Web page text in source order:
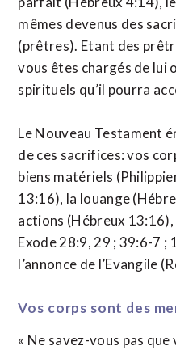
mêmes devenus des
(prêtres). Etant des
vous êtes chargés de
spirituels qu’il pourra
Le Nouveau Testament
de ces sacrifices: vos
biens matériels
13:16), la louange
actions (Hébreux
Exode 28:9, 29 ; 39:6-7 ;
l’annonce de l’Evangile
Vos corps sont des
« Ne savez-vous pas